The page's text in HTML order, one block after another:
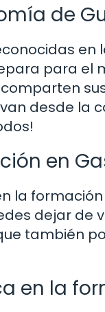
de
para el
desde
en
la
dejar de
también
en la